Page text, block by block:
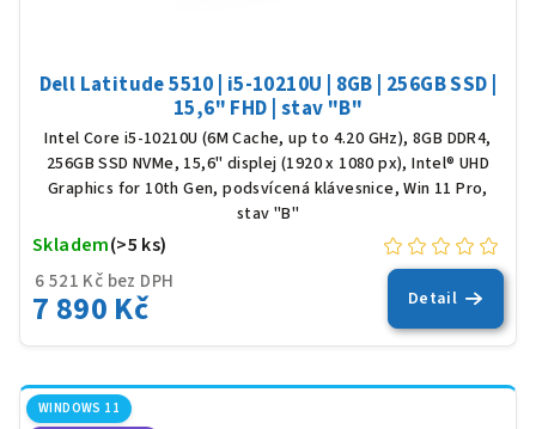
Dell Latitude 5510 | i5-10210U | 8GB | 256GB SSD |
15,6" FHD | stav "B"
Intel Core i5-10210U (6M Cache, up to 4.20 GHz), 8GB DDR4,
256GB SSD NVMe, 15,6" displej (1920 x 1080 px), Intel® UHD
Graphics for 10th Gen, podsvícená klávesnice, Win 11 Pro,
stav "B"
6 521 Kč bez DPH
7 890 Kč
Skladem(>5 ks)
Detail
WINDOWS 11